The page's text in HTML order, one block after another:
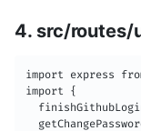
4. src/routes/
import express
import {